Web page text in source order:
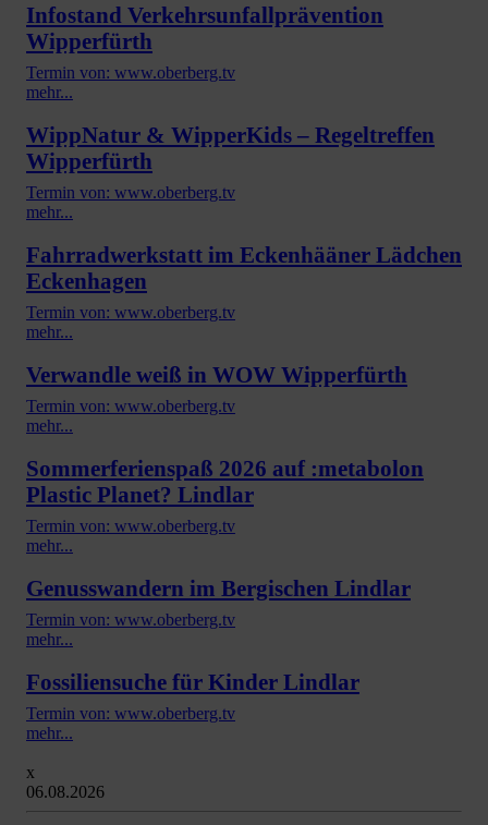
Infostand Verkehrsunfallprävention
Wipperfürth
Termin von: www.oberberg.tv
mehr...
WippNatur & WipperKids – Regeltreffen
Wipperfürth
Termin von: www.oberberg.tv
mehr...
Fahrradwerkstatt im Eckenhääner Lädchen
Eckenhagen
Termin von: www.oberberg.tv
mehr...
Verwandle weiß in WOW Wipperfürth
Termin von: www.oberberg.tv
mehr...
Sommerferienspaß 2026 auf :metabolon
Plastic Planet? Lindlar
Termin von: www.oberberg.tv
mehr...
Genusswandern im Bergischen Lindlar
Termin von: www.oberberg.tv
mehr...
Fossiliensuche für Kinder Lindlar
Termin von: www.oberberg.tv
mehr...
x
06.08.2026